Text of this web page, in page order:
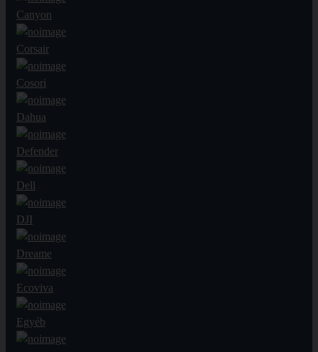
Canyon
Corsair
Cosori
Dahua
Defender
Dell
DJI
Dreame
Ecoviva
Egyéb